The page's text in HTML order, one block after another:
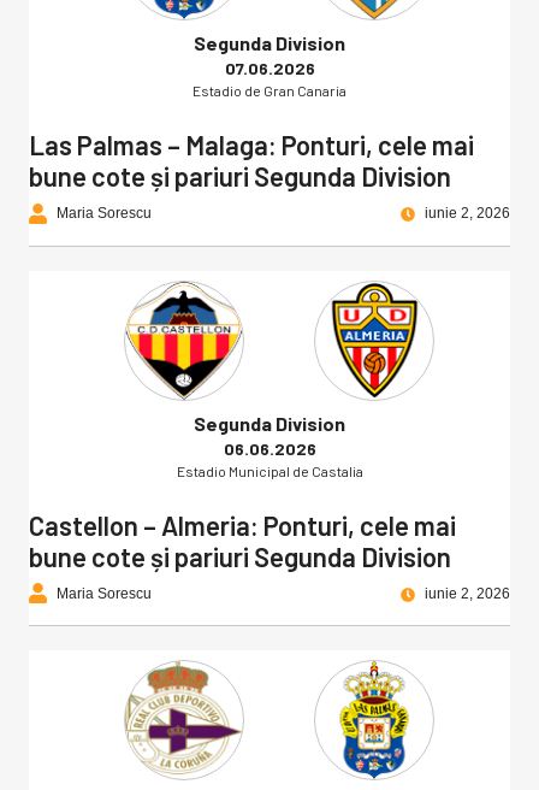
Segunda Division
07.06.2026
Estadio de Gran Canaria
Las Palmas – Malaga: Ponturi, cele mai
bune cote și pariuri Segunda Division
Maria Sorescu iunie 2, 2026
Segunda Division
06.06.2026
Estadio Municipal de Castalia
Castellon – Almeria: Ponturi, cele mai
bune cote și pariuri Segunda Division
Maria Sorescu iunie 2, 2026